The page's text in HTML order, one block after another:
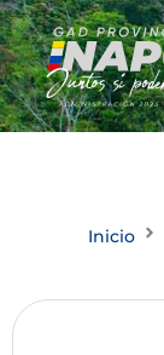
Ir
al
contenido
Inicio